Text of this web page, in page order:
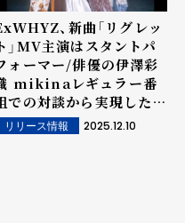
、新曲「リグレッ
」MV主演はスタントパ
ォーマー/俳優の伊澤彩
ラー番
での対談から実現したコ
ボレーション！
リリース情報 2025.12.10